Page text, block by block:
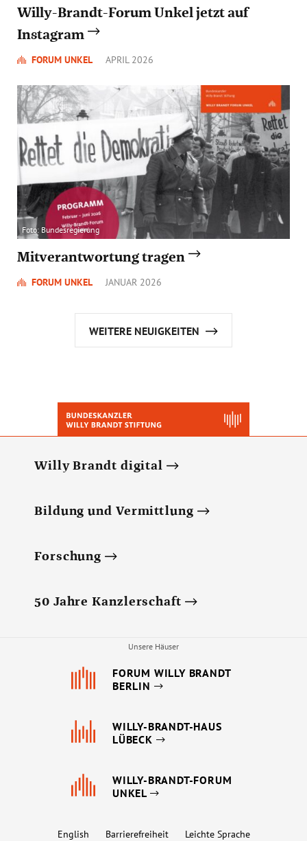
Willy-Brandt-Forum Unkel jetzt auf
Instagram
FORUM UNKEL APRIL 2026
Foto: Bundesregierung
Mitverantwortung tragen
FORUM UNKEL JANUAR 2026
WEITERE NEUIGKEITEN
Willy Brandt digital
Bildung und Vermittlung
Forschung
50 Jahre Kanzlerschaft
Unsere Häuser
FORUM WILLY BRANDT
BERLIN
WILLY-BRANDT-HAUS
LÜBECK
WILLY-BRANDT-FORUM
UNKEL
English Barrierefreiheit Leichte Sprache